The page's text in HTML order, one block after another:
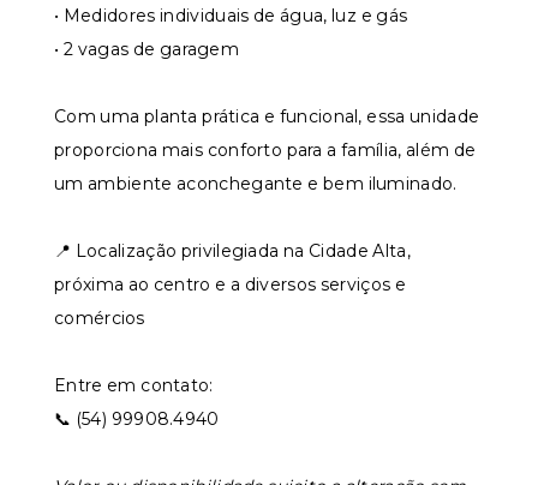
• Medidores individuais de água, luz e gás
• 2 vagas de garagem
Com uma planta prática e funcional, essa unidade
proporciona mais conforto para a família, além de
um ambiente aconchegante e bem iluminado.
📍 Localização privilegiada na Cidade Alta,
próxima ao centro e a diversos serviços e
comércios
Entre em contato:
📞 (54) 99908.4940